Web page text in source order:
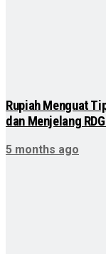
Rupiah Menguat
dan Menjelang
5 months ago